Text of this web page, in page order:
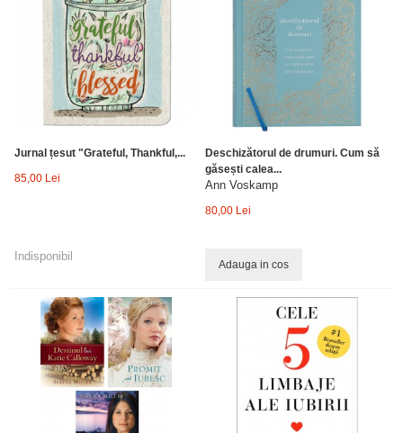
Jurnal țesut "Grateful, Thankful,...
85,00 Lei
Indisponibil
Deschizătorul de drumuri. Cum să
găsești calea...
Ann Voskamp
80,00 Lei
Adauga in cos